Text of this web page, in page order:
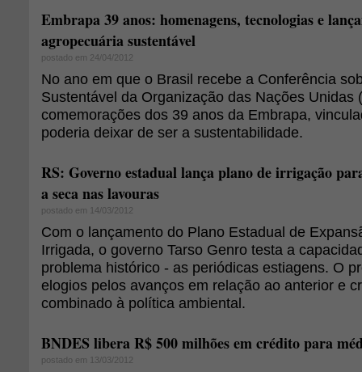
Embrapa 39 anos: homenagens, tecnologias e
agropecuária sustentável
postado em 24/04/2012
No ano em que o Brasil recebe a Conferência
Sustentável da Organização das Nações Unidas
comemorações dos 39 anos da Embrapa,
poderia deixar de ser a sustentabilidade.
RS: Governo estadual lança plano de irrigação
a seca nas lavouras
postado em 14/03/2012
Com o lançamento do Plano Estadual de
Irrigada, o governo Tarso Genro testa a
problema histórico - as periódicas estiagens. O
elogios pelos avanços em relação ao anterior e
combinado à política ambiental.
BNDES libera R$ 500 milhões em crédito para
postado em 13/03/2012